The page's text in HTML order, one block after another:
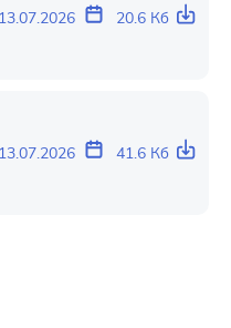
13.07.2026 20.6 Кб
13.07.2026 41.6 Кб